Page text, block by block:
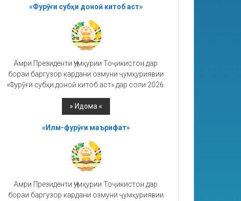
«Фурӯғи субҳи доноӣ китоб аст»
Амри Президенти Ҷумҳурии Тоҷикистон дар
бораи баргузор кардани озмуни ҷумҳуриявии
«Фурӯғи субҳи доноӣ китоб аст» дар соли 2026.
«Илм-фурӯғи маърифат»
Амри Президенти Ҷумҳурии Тоҷикистон дар
бораи баргузор кардани озмуни ҷумҳуриявии